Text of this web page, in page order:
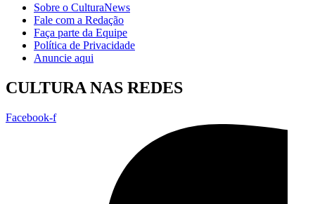
Sobre o CulturaNews
Fale com a Redação
Faça parte da Equipe
Política de Privacidade
Anuncie aqui
CULTURA NAS REDES
Facebook-f